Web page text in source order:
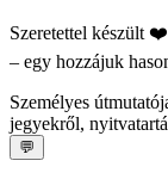
Szeretettel készült ❤️
– egy hozzájuk
Személyes
jegyekről,
💬